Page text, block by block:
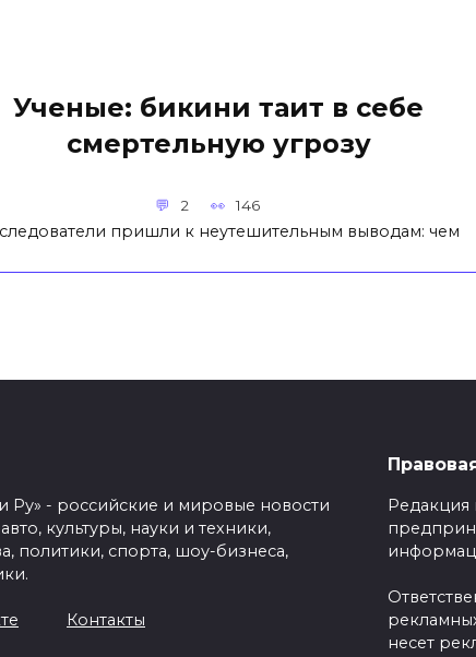
Ученые: бикини таит в себе
смертельную угрозу
2 146
пришли к неутешительным выводам: чем
Ру» - российские и мировые новости
культуры, науки и техники,
политики, спорта, шоу-бизнеса,
Контакты
Редакция
несет